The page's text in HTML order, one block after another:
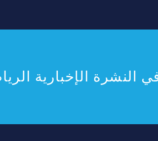
النشرة الإخبارية